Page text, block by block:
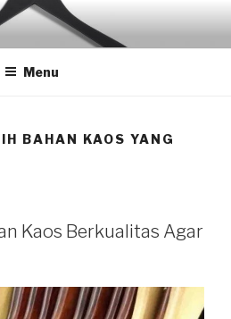
Menu
BAHAN KAOS YANG
Kaos Berkualitas Agar